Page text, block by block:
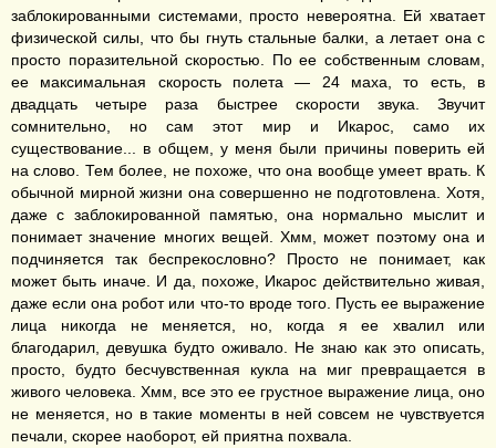
заблокированными системами, просто невероятна. Ей хватает
физической силы, что бы гнуть стальные балки, а летает она с
просто поразительной скоростью. По ее собственным словам,
ее максимальная скорость полета — 24 маха, то есть, в
двадцать четыре раза быстрее скорости звука. Звучит
сомнительно, но сам этот мир и Икарос, само их
существование... в общем, у меня были причины поверить ей
на слово. Тем более, не похоже, что она вообще умеет врать. К
обычной мирной жизни она совершенно не подготовлена. Хотя,
даже с заблокированной памятью, она нормально мыслит и
понимает значение многих вещей. Хмм, может поэтому она и
подчиняется так беспрекословно? Просто не понимает, как
может быть иначе. И да, похоже, Икарос действительно живая,
даже если она робот или что-то вроде того. Пусть ее выражение
лица никогда не меняется, но, когда я ее хвалил или
благодарил, девушка будто оживало. Не знаю как это описать,
просто, будто бесчувственная кукла на миг превращается в
живого человека. Хмм, все это ее грустное выражение лица, оно
не меняется, но в такие моменты в ней совсем не чувствуется
печали, скорее наоборот, ей приятна похвала.